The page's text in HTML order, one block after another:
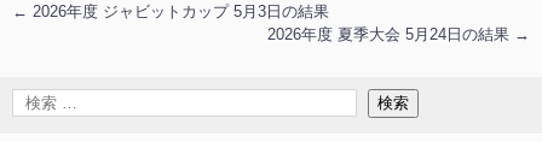
← 2026年度 ジャビットカップ 5月3日の結果
2026年度 夏季大会 5月24日の結果 →